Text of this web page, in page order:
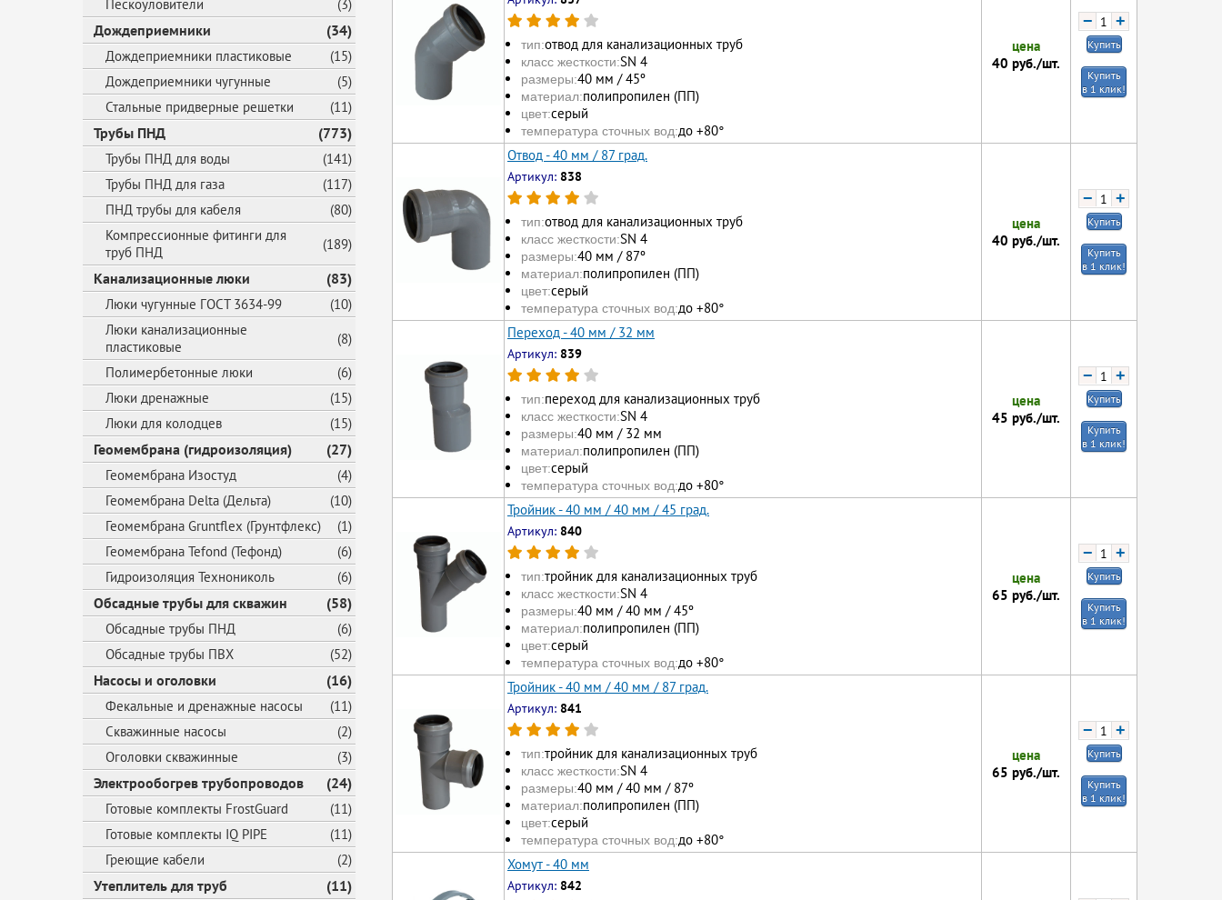
Пескоуловители (3)
Дождеприемники (34)
Дождеприемники пластиковые
(15)
Дождеприемники чугунные
(5)
Стальные придверные решетки
(11)
Трубы ПНД (773)
Трубы ПНД для воды
(141)
Трубы ПНД для газа
(117)
ПНД трубы для кабеля
(80)
Компрессионные фитинги для
труб ПНД
(189)
Канализационные люки (83)
Люки чугунные ГОСТ 3634-99
(10)
Люки канализационные
пластиковые
(8)
Полимербетонные люки
(6)
Люки дренажные
(15)
Люки для колодцев
(15)
Геомембрана (гидроизоляция) (27)
Геомембрана Изостуд
(4)
Геомембрана Delta (Дельта)
(10)
Геомембрана Gruntflex (Грунтфлекс)
(1)
Геомембрана Tefond (Тефонд)
(6)
Гидроизоляция Технониколь
(6)
Обсадные трубы для скважин (58)
Обсадные трубы ПНД
(6)
Обсадные трубы ПВХ
(52)
Насосы и оголовки (16)
Фекальные и дренажные насосы
(11)
Скважинные насосы
(2)
Оголовки скважинные
(3)
Электрообогрев трубопроводов (24)
Готовые комплекты FrostGuard
(11)
Готовые комплекты IQ PIPE
(11)
Греющие кабели
(2)
Утеплитель для труб (11)
тип:отвод для канализационных труб
класс жесткости:SN 4
размеры:40 мм / 45º
материал:полипропилен (ПП)
цвет:серый
температура сточных вод:до +80°
цена
40 руб./шт.
− +
Купить
Купить
в 1 клик!
Отвод - 40 мм / 87 град.
Артикул: 838
тип:отвод для канализационных труб
класс жесткости:SN 4
размеры:40 мм / 87º
материал:полипропилен (ПП)
цвет:серый
температура сточных вод:до +80°
цена
40 руб./шт.
− +
Купить
Купить
в 1 клик!
Переход - 40 мм / 32 мм
Артикул: 839
тип:переход для канализационных труб
класс жесткости:SN 4
размеры:40 мм / 32 мм
материал:полипропилен (ПП)
цвет:серый
температура сточных вод:до +80°
цена
45 руб./шт.
− +
Купить
Купить
в 1 клик!
Тройник - 40 мм / 40 мм / 45 град.
Артикул: 840
тип:тройник для канализационных труб
класс жесткости:SN 4
размеры:40 мм / 40 мм / 45º
материал:полипропилен (ПП)
цвет:серый
температура сточных вод:до +80°
цена
65 руб./шт.
− +
Купить
Купить
в 1 клик!
Тройник - 40 мм / 40 мм / 87 град.
Артикул: 841
тип:тройник для канализационных труб
класс жесткости:SN 4
размеры:40 мм / 40 мм / 87º
материал:полипропилен (ПП)
цвет:серый
температура сточных вод:до +80°
цена
65 руб./шт.
− +
Купить
Купить
в 1 клик!
Хомут - 40 мм
Артикул: 842